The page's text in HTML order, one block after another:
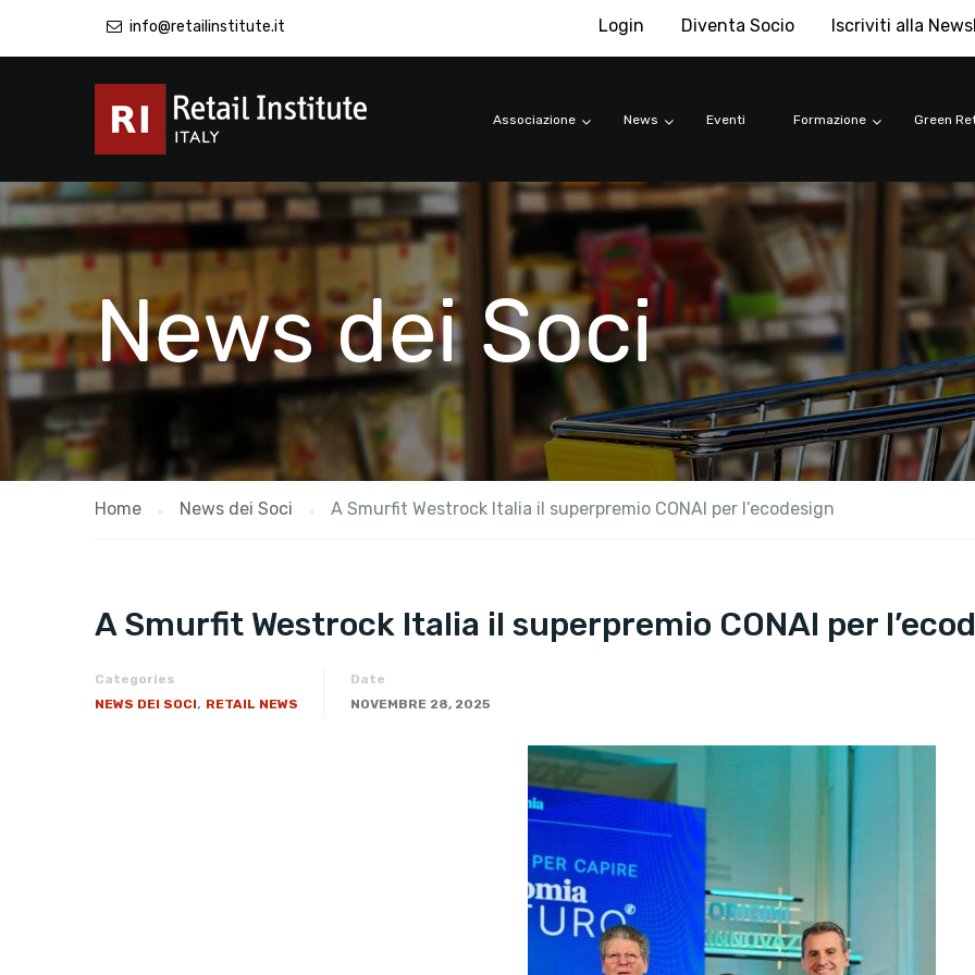
info@retailinstitute.it Login Diventa Socio Iscriviti alla
Associazione News Eventi Formazione Green
News dei Soci
Home News dei Soci A Smurfit Westrock Italia il superpremio CONAI per l’ecodesign
A Smurfit Westrock Italia il superpremio CONAI per
Categories
NEWS DEI SOCI, RETAIL NEWS
Date
NOVEMBRE 28, 2025